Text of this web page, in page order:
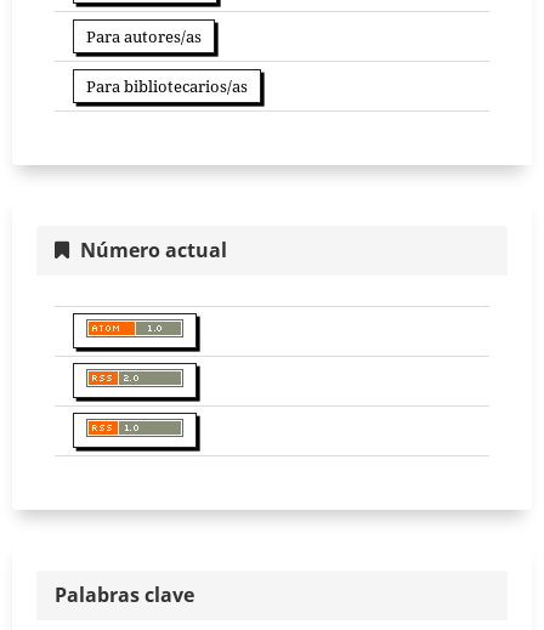
Para autores/as
Para bibliotecarios/as
Número actual
Palabras clave